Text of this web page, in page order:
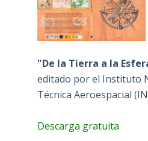
"De la Tierra a la
editado por el Instituto
Técnica Aeroespacial
Descarga gratuita